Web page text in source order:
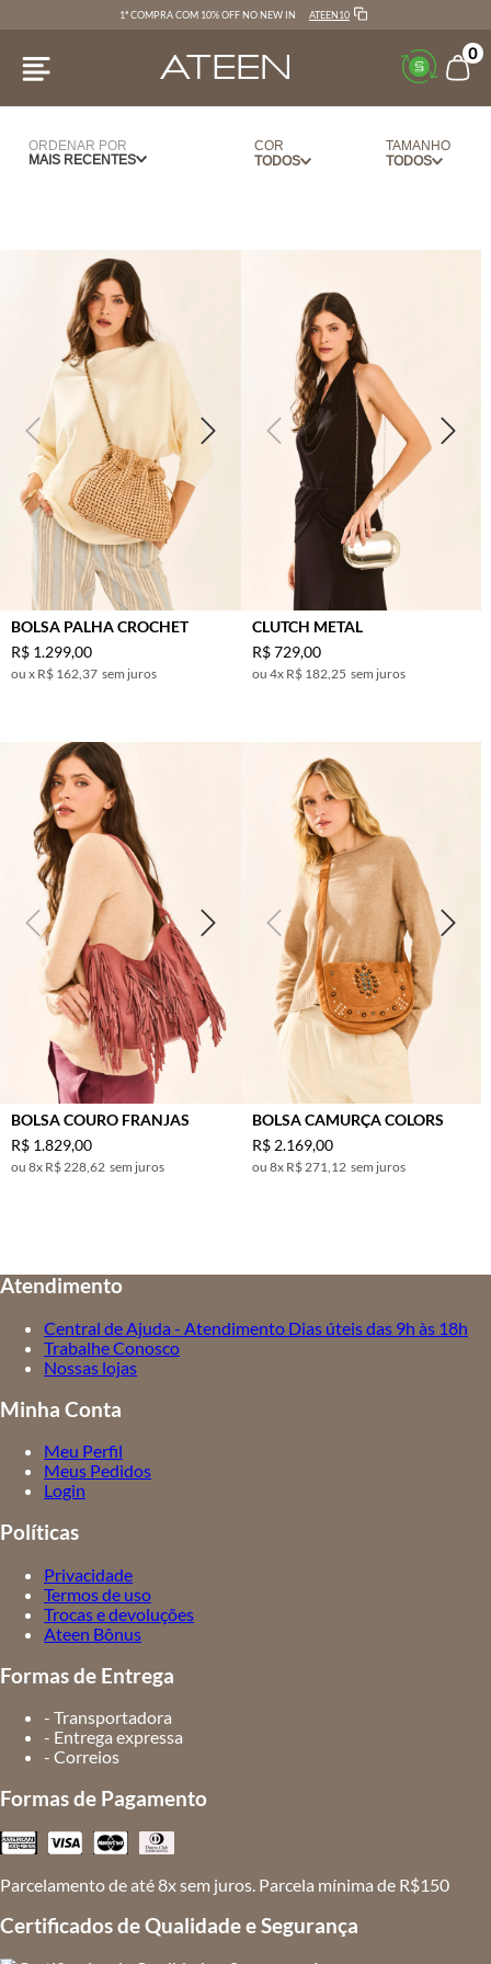
1ª COMPRA COM 10% OFF NO NEW IN ATEEN10
0
ORDENAR POR
MAIS RECENTES
COR
PRATA
ROSA
ESCURO
TAMANHO
BOLSA PALHA CROCHET
R$ 1.299,00
x R$ 162,37 sem juros
CLUTCH METAL
R$ 729,00
4x R$ 182,25 sem juros
BOLSA COURO FRANJAS
R$ 1.829,00
8x R$ 228,62 sem juros
BOLSA CAMURÇA COLORS
R$ 2.169,00
8x R$ 271,12 sem juros
Atendimento
Central de Ajuda - Atendimento Dias úteis das 9h às 18h
Trabalhe Conosco
Nossas lojas
Minha Conta
Meu Perfil
Meus Pedidos
Login
Políticas
Privacidade
Termos de uso
Trocas e devoluções
Ateen Bônus
Formas de Entrega
- Transportadora
- Entrega expressa
- Correios
Formas de Pagamento
Parcelamento de até 8x sem juros. Parcela mínima de R$150
Certificados de Qualidade e Segurança